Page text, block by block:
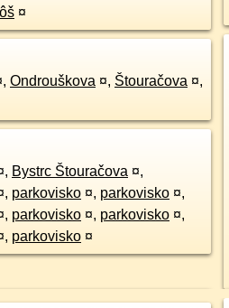
¤
, Ondrouškova ¤, Štouračova ¤,
, Bystrc Štouračova ¤,
, parkovisko ¤, parkovisko ¤,
, parkovisko ¤, parkovisko ¤,
, parkovisko ¤